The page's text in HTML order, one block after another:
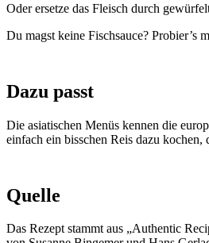
Oder erset­ze das Fleisch durch
Du magst kei­ne Fisch­sauce? Probier’s
Dazu passt
Die asia­ti­schen Menüs ken­nen die
ein­fach ein biss­chen Reis dazu kochen,
Quelle
Das Rezept stammt aus „Authen­tic